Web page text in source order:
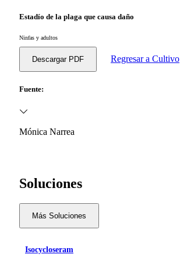
Estadío de la plaga que causa daño
Ninfas y adultos
Descargar PDF Regresar a Cultivo
Fuente:
Mónica Narrea
Soluciones
Más Soluciones
Isocycloseram